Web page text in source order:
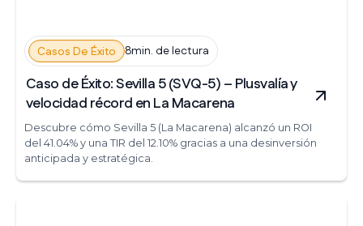
Casos De Éxito 8min. de lectura
Caso de Éxito: Sevilla 5 (SVQ-5) – Plusvalía y
velocidad récord en La Macarena
Descubre cómo Sevilla 5 (La Macarena) alcanzó un ROI
del 41.04% y una TIR del 12.10% gracias a una desinversión
anticipada y estratégica.